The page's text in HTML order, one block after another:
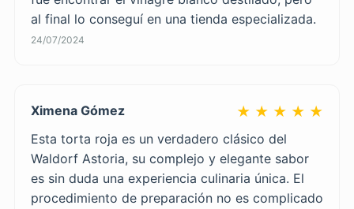
al final lo conseguí en una tienda especializada.
24/07/2024
Ximena Gómez ★ ★ ★ ★ ★
Esta torta roja es un verdadero clásico del
Waldorf Astoria, su complejo y elegante sabor
es sin duda una experiencia culinaria única. El
procedimiento de preparación no es complicado